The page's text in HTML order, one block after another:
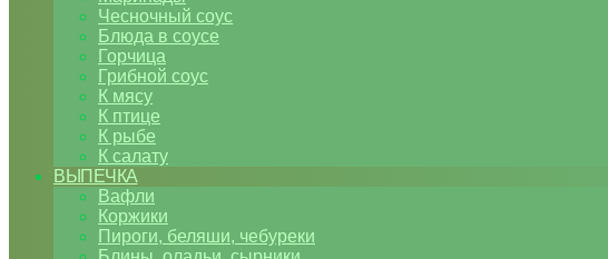
Чесночный соус
Блюда в соусе
Горчица
Грибной соус
К мясу
К птице
К рыбе
К салату
ВЫПЕЧКА
Вафли
Коржики
Пироги, беляши, чебуреки